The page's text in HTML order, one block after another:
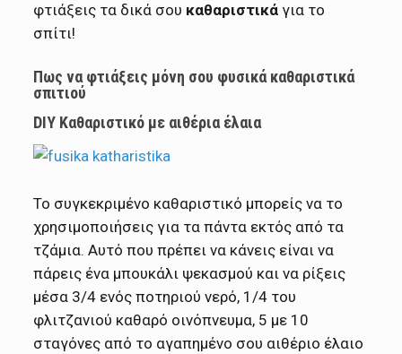
φτιάξεις τα δικά σου καθαριστικά για το
σπίτι!
Πως να φτιάξεις μόνη σου φυσικά καθαριστικά
σπιτιού
DIY Καθαριστικό με αιθέρια έλαια
Το συγκεκριμένο καθαριστικό μπορείς να το
χρησιμοποιήσεις για τα πάντα εκτός από τα
τζάμια. Αυτό που πρέπει να κάνεις είναι να
πάρεις ένα μπουκάλι ψεκασμού και να ρίξεις
μέσα 3/4 ενός ποτηριού νερό, 1/4 του
φλιτζανιού καθαρό οινόπνευμα, 5 με 10
σταγόνες από το αγαπημένο σου αιθέριο έλαιο